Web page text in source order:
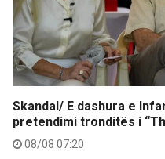
Skandal/ E dashura e
pretendimi tronditës i
08/08 07:20